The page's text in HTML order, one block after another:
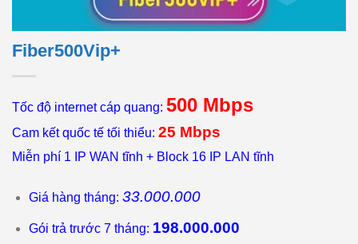
Fiber500Vip+
Tốc độ internet cáp quang: 500 Mbps
Cam kết quốc tế tối thiểu: 25 Mbps
Miễn phí 1 IP WAN tĩnh + Block 16 IP LAN tĩnh
Giá hàng tháng: 33.000.000
Gói trả trước 7 tháng: 198.000.000